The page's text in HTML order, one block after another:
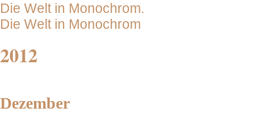
Die Welt in Monochrom.
Die Welt in Monochrom
2012
Dezember